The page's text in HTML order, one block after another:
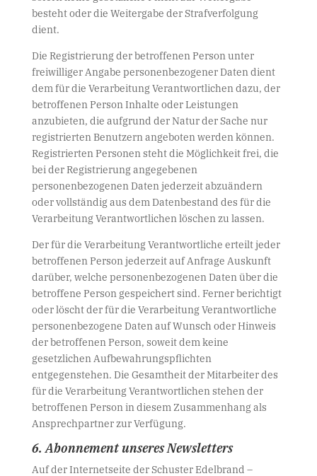
besteht oder die Weitergabe der Strafverfolgung
dient.
Die Registrierung der betroffenen Person unter
freiwilliger Angabe personenbezogener Daten dient
dem für die Verarbeitung Verantwortlichen dazu, der
betroffenen Person Inhalte oder Leistungen
anzubieten, die aufgrund der Natur der Sache nur
registrierten Benutzern angeboten werden können.
Registrierten Personen steht die Möglichkeit frei, die
bei der Registrierung angegebenen
personenbezogenen Daten jederzeit abzuändern
oder vollständig aus dem Datenbestand des für die
Verarbeitung Verantwortlichen löschen zu lassen.
Der für die Verarbeitung Verantwortliche erteilt jeder
betroffenen Person jederzeit auf Anfrage Auskunft
darüber, welche personenbezogenen Daten über die
betroffene Person gespeichert sind. Ferner berichtigt
oder löscht der für die Verarbeitung Verantwortliche
personenbezogene Daten auf Wunsch oder Hinweis
der betroffenen Person, soweit dem keine
gesetzlichen Aufbewahrungspflichten
entgegenstehen. Die Gesamtheit der Mitarbeiter des
für die Verarbeitung Verantwortlichen stehen der
betroffenen Person in diesem Zusammenhang als
Ansprechpartner zur Verfügung.
6. Abonnement unseres Newsletters
Auf der Internetseite der Schuster Edelbrand –